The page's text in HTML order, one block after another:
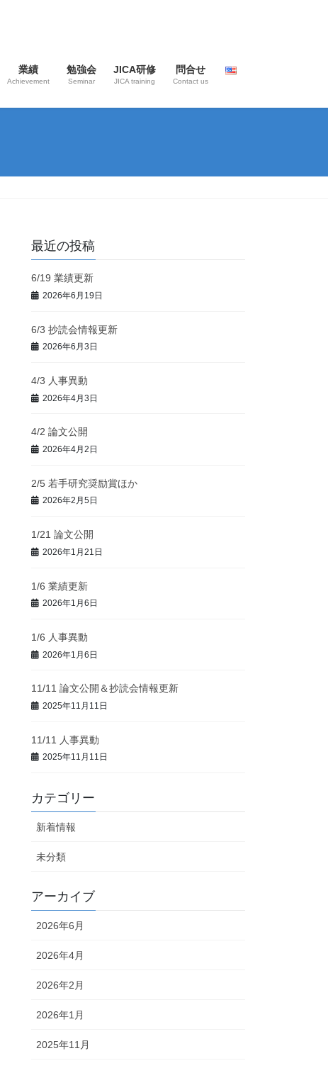
業績
Achievement
勉強会
Seminar
JICA研修
JICA training
問合せ
Contact us
最近の投稿
6/19 業績更新
2026年6月19日
6/3 抄読会情報更新
2026年6月3日
4/3 人事異動
2026年4月3日
4/2 論文公開
2026年4月2日
2/5 若手研究奨励賞ほか
2026年2月5日
1/21 論文公開
2026年1月21日
1/6 業績更新
2026年1月6日
1/6 人事異動
2026年1月6日
11/11 論文公開＆抄読会情報更新
2025年11月11日
11/11 人事異動
2025年11月11日
カテゴリー
新着情報
未分類
アーカイブ
2026年6月
2026年4月
2026年2月
2026年1月
2025年11月